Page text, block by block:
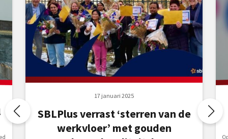
17 januari 2025
SBLPlus verrast ‘sterren van de
werkvloer’ met gouden